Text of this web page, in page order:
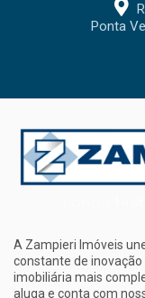
Ponta
A Zampieri Imóveis
constante de
imobiliária mais
aluga e conta com